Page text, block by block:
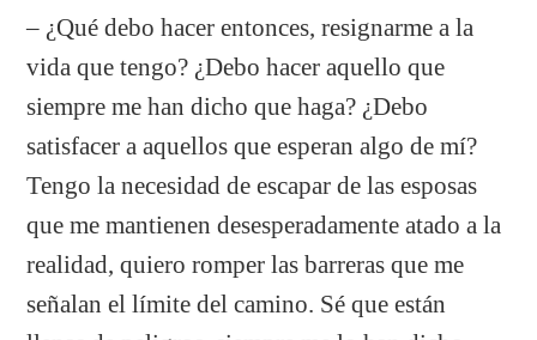
– ¿Qué debo hacer entonces, resignarme a la
vida que tengo? ¿Debo hacer aquello que
siempre me han dicho que haga? ¿Debo
satisfacer a aquellos que esperan algo de mí?
Tengo la necesidad de escapar de las esposas
que me mantienen desesperadamente atado a la
realidad, quiero romper las barreras que me
señalan el límite del camino. Sé que están